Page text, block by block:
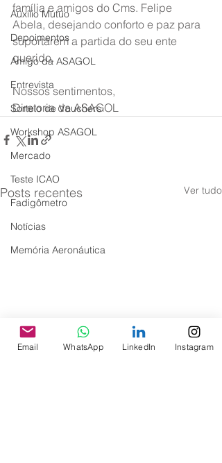
Auxílio Mútuo
Depoimentos
Amigo da ASAGOL
Entrevista
Sorteio de Vouchers
Workshop ASAGOL
Mercado
Teste ICAO
Fadigômetro
Notícias
Memória Aeronáutica
família e amigos do Cms. Felipe
Abela, desejando conforto e paz para
suportarem a partida do seu ente
querido.
Nossos sentimentos,
Diretoria da ASAGOL
Posts recentes Ver tudo
Email WhatsApp LinkedIn Instagram